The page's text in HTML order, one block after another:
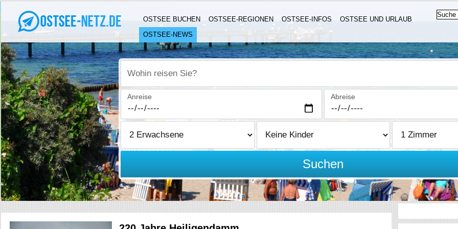
OSTSEE BUCHEN OSTSEE-REGIONEN OSTSEE-INFOS
OSTSEE UND URLAUB
OSTSEE-NEWS
Wohin reisen Sie?
Anreise Abreise
Suchen